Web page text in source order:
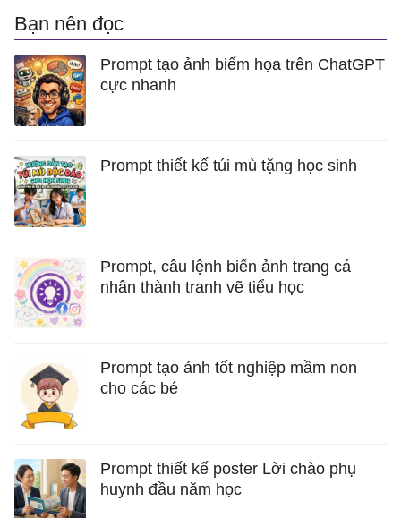
Bạn nên đọc
Prompt tạo ảnh biếm họa trên ChatGPT
cực nhanh
Prompt thiết kế túi mù tặng học sinh
Prompt, câu lệnh biến ảnh trang cá
nhân thành tranh vẽ tiểu học
Prompt tạo ảnh tốt nghiệp mầm non
cho các bé
Prompt thiết kế poster Lời chào phụ
huynh đầu năm học